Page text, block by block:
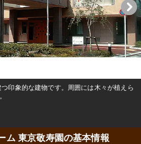
印象的な建物です。周囲には木々が植えら
ム 東京敬寿園の基本情報